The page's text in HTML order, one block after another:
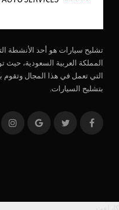
تشليح سيارات هو أحد الأنشطة
المملكة العربية السعودية، حيث
التي تعمل في هذا المجال وتقوم
بتشليح السيارات.